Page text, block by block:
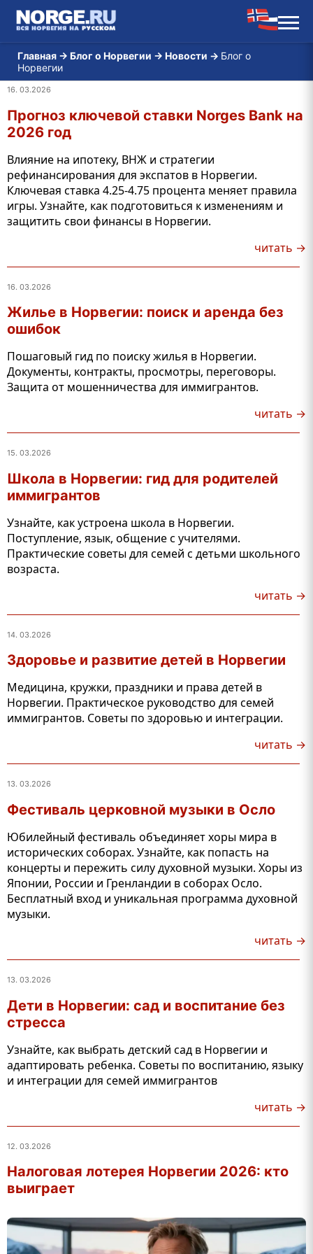
Главная → Блог о Норвегии → Новости → Блог о
Норвегии
16. 03.2026
Прогноз ключевой ставки Norges Bank на
2026 год
Влияние на ипотеку, ВНЖ и стратегии
рефинансирования для экспатов в Норвегии.
Ключевая ставка 4.25-4.75 процента меняет правила
игры. Узнайте, как подготовиться к изменениям и
защитить свои финансы в Норвегии.
читать →
16. 03.2026
Жилье в Норвегии: поиск и аренда без
ошибок
Пошаговый гид по поиску жилья в Норвегии.
Документы, контракты, просмотры, переговоры.
Защита от мошенничества для иммигрантов.
читать →
15. 03.2026
Школа в Норвегии: гид для родителей
иммигрантов
Узнайте, как устроена школа в Норвегии.
Поступление, язык, общение с учителями.
Практические советы для семей с детьми школьного
возраста.
читать →
14. 03.2026
Здоровье и развитие детей в Норвегии
Медицина, кружки, праздники и права детей в
Норвегии. Практическое руководство для семей
иммигрантов. Советы по здоровью и интеграции.
читать →
13. 03.2026
Фестиваль церковной музыки в Осло
Юбилейный фестиваль объединяет хоры мира в
исторических соборах. Узнайте, как попасть на
концерты и пережить силу духовной музыки. Хоры из
Японии, России и Гренландии в соборах Осло.
Бесплатный вход и уникальная программа духовной
музыки.
читать →
13. 03.2026
Дети в Норвегии: сад и воспитание без
стресса
Узнайте, как выбрать детский сад в Норвегии и
адаптировать ребенка. Советы по воспитанию, языку
и интеграции для семей иммигрантов
читать →
12. 03.2026
Налоговая лотерея Норвегии 2026: кто
выиграет